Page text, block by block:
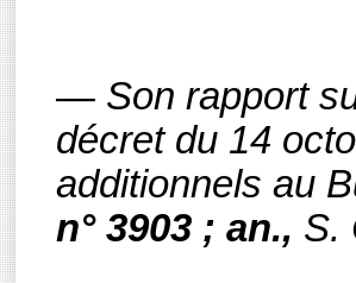
— Son rapport
décret du 14
additionnels au
n° 3903 ; an., S.